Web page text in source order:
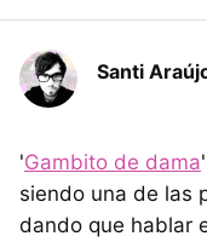
Santi
'Gambito de dama
siendo una de las
dando que hablar